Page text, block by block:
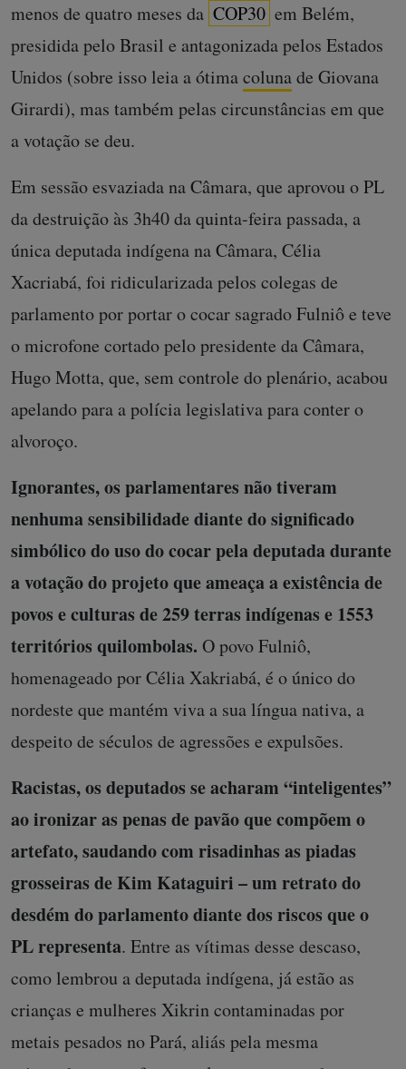
menos de quatro meses da COP30 em Belém,
presidida pelo Brasil e antagonizada pelos Estados
Unidos (sobre isso leia a ótimacolunade Giovana
Girardi), mas também pelas circunstâncias em que
a votação se deu.
Em sessão esvaziada na Câmara, que aprovou o PL
da destruição às 3h40 da quinta-feira passada, a
única deputada indígena na Câmara, Célia
Xacriabá, foi ridicularizada pelos colegas de
parlamento por portar o cocar sagrado Fulniô e teve
o microfone cortado pelo presidente da Câmara,
Hugo Motta, que, sem controle do plenário, acabou
apelando para a polícia legislativa para conter o
alvoroço.
Ignorantes, os parlamentares não tiveram
nenhuma sensibilidade diante do significado
simbólico do uso do cocar pela deputada durante
a votação do projeto que ameaça a existência de
povos e culturas de 259 terras indígenas e 1553
territórios quilombolas. O povo Fulniô,
homenageado por Célia Xakriabá, é o único do
nordeste que mantém viva a sua língua nativa, a
despeito de séculos de agressões e expulsões.
Racistas, os deputados se acharam “inteligentes”
ao ironizar as penas de pavão que compõem o
artefato, saudando com risadinhas as piadas
grosseiras de Kim Kataguiri – um retrato do
desdém do parlamento diante dos riscos que o
PL representa. Entre as vítimas desse descaso,
como lembrou a deputada indígena, já estão as
crianças e mulheres Xikrin contaminadas por
metais pesados no Pará, aliás pela mesma